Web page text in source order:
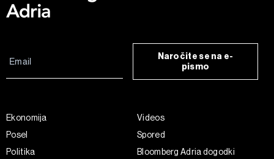
Naročite se na e-
pismo
Ekonomija
Posel
Politika
Videos
Spored
Bloomberg Adria dogodki